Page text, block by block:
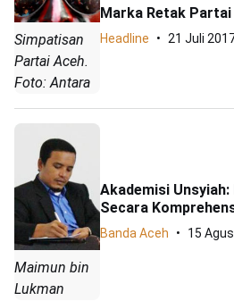
Simpatisan
Partai Aceh.
Foto: Antara
Marka Retak
Headline 21 Juli
Maimun bin
Lukman
Akademisi
Secara
Banda Aceh 15